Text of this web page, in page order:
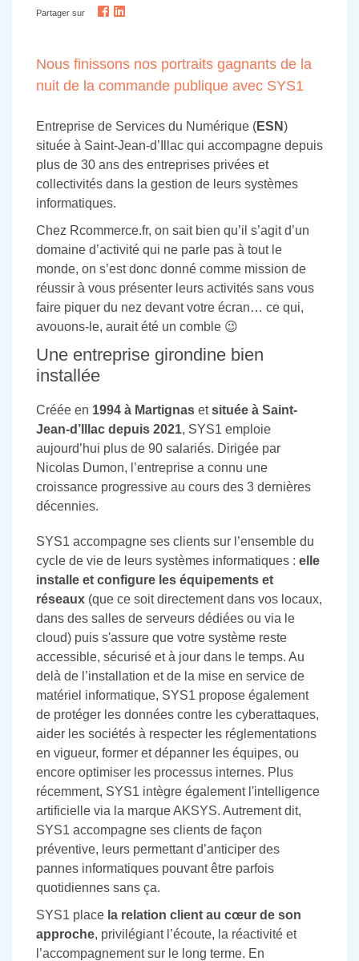
Partager sur
Nous finissons nos portraits gagnants de la
nuit de la commande publique avec SYS1
Entreprise de Services du Numérique (ESN)
située à Saint-Jean-d’Illac qui accompagne depuis
plus de 30 ans des entreprises privées et
collectivités dans la gestion de leurs systèmes
informatiques.
Chez Rcommerce.fr, on sait bien qu’il s’agit d’un
domaine d’activité qui ne parle pas à tout le
monde, on s’est donc donné comme mission de
réussir à vous présenter leurs activités sans vous
faire piquer du nez devant votre écran… ce qui,
avouons-le, aurait été un comble 😉
Une entreprise girondine bien
installée
Créée en 1994 à Martignas etsituée à Saint-
Jean-d’Illac depuis 2021, SYS1 emploie
aujourd’hui plus de 90 salariés. Dirigée par
Nicolas Dumon, l’entreprise a connu une
croissance progressive au cours des 3 dernières
décennies.
SYS1 accompagne ses clients sur l’ensemble du
cycle de vie de leurs systèmes informatiques : elle
installe et configure les équipements et
réseaux (que ce soit directement dans vos locaux,
dans des salles de serveurs dédiées ou via le
cloud) puis s'assure que votre système reste
accessible, sécurisé et à jour dans le temps. Au
delà de l’installation et de la mise en service de
matériel informatique, SYS1 propose également
de protéger les données contre les cyberattaques,
aider les sociétés à respecter les réglementations
en vigueur, former et dépanner les équipes, ou
encore optimiser les processus internes. Plus
récemment, SYS1 intègre également l'intelligence
artificielle via la marque AKSYS. Autrement dit,
SYS1 accompagne ses clients de façon
préventive, leurs permettant d’anticiper des
pannes informatiques pouvant être parfois
quotidiennes sans ça.
SYS1 place la relation client au cœur de son
approche, privilégiant l’écoute, la réactivité et
l’accompagnement sur le long terme. En